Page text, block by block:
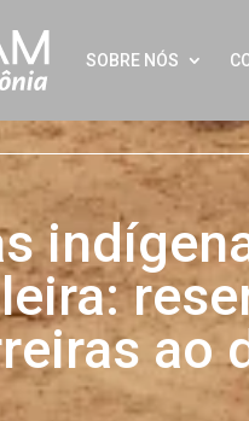
SOBRE NÓS
ao